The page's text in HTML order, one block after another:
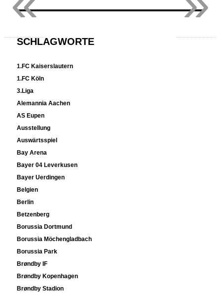
SCHLAGWORTE
1.FC Kaiserslautern
1.FC Köln
3.Liga
Alemannia Aachen
AS Eupen
Ausstellung
Auswärtsspiel
Bay Arena
Bayer 04 Leverkusen
Bayer Uerdingen
Belgien
Berlin
Betzenberg
Borussia Dortmund
Borussia Möchengladbach
Borussia Park
Brøndby IF
Brøndby Kopenhagen
Brøndby Stadion